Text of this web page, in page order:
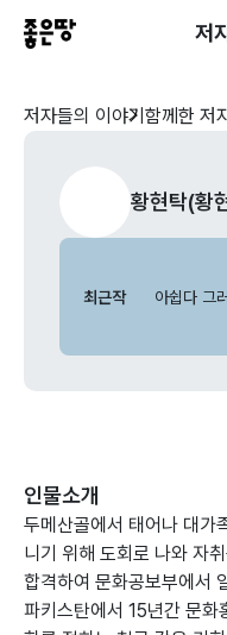
저
저자들의 이야기 함께한 저
황현탁(황
최근작 아쉽다 그
인물소개
두메산골에서 태어나 대가
니기 위해 도회로 나와 자
합격하여 문화공보부에서
파키스탄에서 15년간 문화